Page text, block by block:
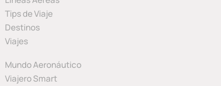
Tips de Viaje
Destinos
Viajes
Mundo Aeronáutico
Viajero Smart